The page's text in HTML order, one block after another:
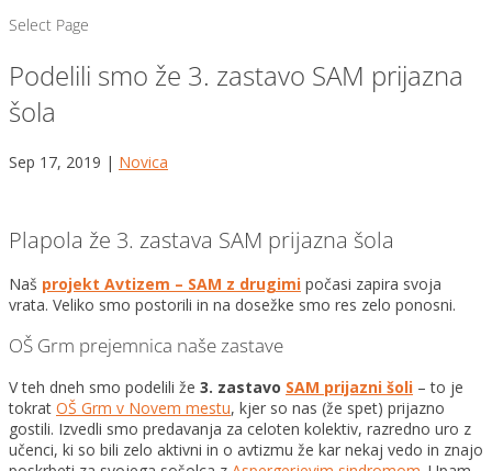
Select Page
Podelili smo že 3. zastavo SAM prijazna
šola
Sep 17, 2019 | Novica
Plapola že 3. zastava SAM prijazna šola
Naš projekt Avtizem – SAM z drugimi počasi zapira svoja
vrata. Veliko smo postorili in na dosežke smo res zelo ponosni.
OŠ Grm prejemnica naše zastave
V teh dneh smo podelili že 3. zastavo SAM prijazni šoli – to je
tokrat OŠ Grm v Novem mestu, kjer so nas (že spet) prijazno
gostili. Izvedli smo predavanja za celoten kolektiv, razredno uro z
učenci, ki so bili zelo aktivni in o avtizmu že kar nekaj vedo in znajo